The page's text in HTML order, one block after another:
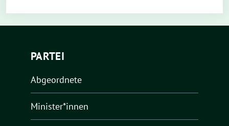
PARTEI
Abgeordnete
Minister*innen